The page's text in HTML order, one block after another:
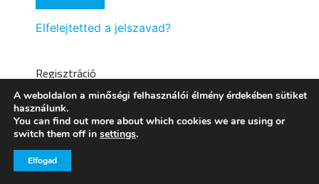
Elfelejtetted a jelszavad?
Regisztráció
A weboldalon a minőségi felhasználói élmény érdekében sütiket
használunk.
You can find out more about which cookies we are using or
switch them off in settings.
Elfogad